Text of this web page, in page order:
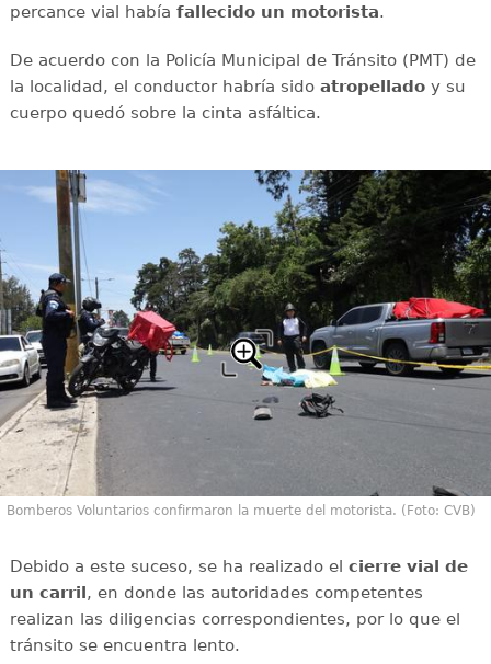
percance vial había fallecido un motorista.
De acuerdo con la Policía Municipal de Tránsito (PMT) de
la localidad, el conductor habría sido atropelladoy su
cuerpo quedó sobre la cinta asfáltica.
Bomberos Voluntarios confirmaron la muerte del motorista. (Foto: CVB)
Debido a este suceso, se ha realizado el cierre vial de
un carril , en donde las autoridades competentes
realizan las diligencias correspondientes, por lo que el
tránsito se encuentra lento.